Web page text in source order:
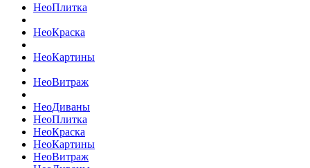
НеоПлитка
НеоКраска
НеоКартины
НеоВитраж
НеоДиваны
НеоПлитка
НеоКраска
НеоКартины
НеоВитраж